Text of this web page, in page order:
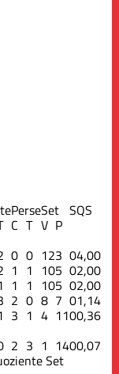
PerseSet SQS
C T V P
0 0 123 04,00
1 1 105 02,00
1 1 105 02,00
2 0 8 7 01,14
3 1 4 1100,36
2 3 1 1400,07
Set